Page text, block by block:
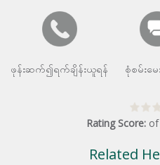
ဖုန်းဆက်၍ရက်ချိန်းယူရန် စုံစမ်းမေ
Rating Score: of
Related